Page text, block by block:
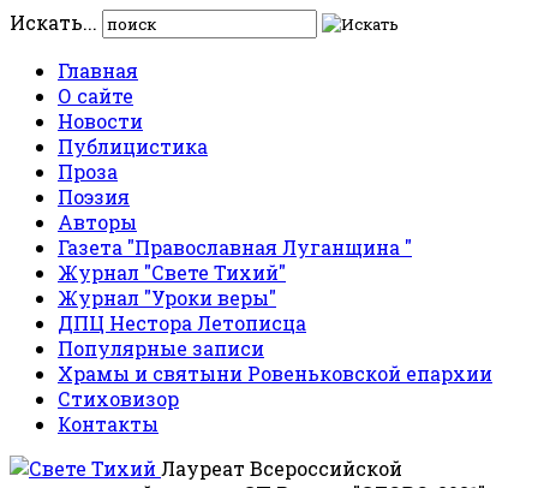
Искать...
Главная
О сайте
Новости
Публицистика
Проза
Поэзия
Авторы
Газета "Православная Луганщина "
Журнал "Свете Тихий"
Журнал "Уроки веры"
ДПЦ Нестора Летописца
Популярные записи
Храмы и святыни Ровеньковской епархии
Стиховизор
Контакты
Лауреат Всероссийской